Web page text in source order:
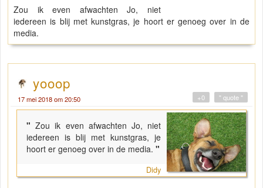
Zou ik even afwachten Jo, niet
iedereen is blij met kunstgras, je hoort er genoeg over in de
media.
yooop
17 mei 2018 om 20:50 " quote "
+0
"Zou ik even afwachten Jo, niet
iedereen is blij met kunstgras, je
hoort er genoeg over in de media. "
Didy